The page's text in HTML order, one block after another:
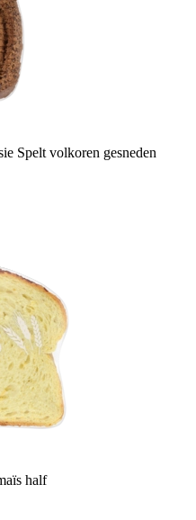
Spelt volkoren gesneden
half